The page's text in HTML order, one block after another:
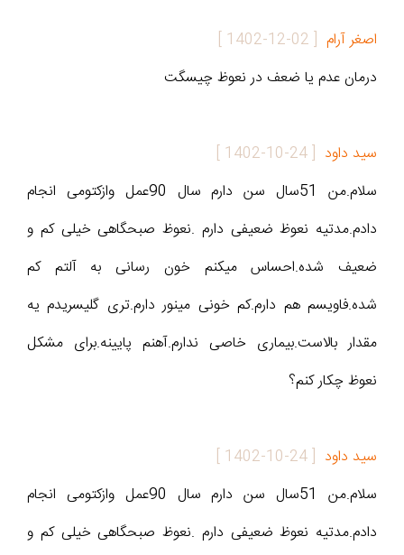
اصغر آرام [
1402-12-02
]
درمان عدم یا ضعف در نعوظ چیسگت
سید داود [
1402-10-24
]
سلام.من 51سال سن دارم سال 90عمل وازکتومی انجام
دادم.مدتیه نعوظ ضعیفی دارم .نعوظ صبحگاهی خیلی کم و
ضعیف شده.احساس میکنم خون رسانی به آلتم کم
شده.فاویسم هم دارم.کم خونی مینور دارم.تری گلیسریدم یه
مقدار بالاست.بیماری خاصی ندارم.آهنم پایینه.برای مشکل
نعوظ چکار کنم؟
سید داود [
1402-10-24
]
سلام.من 51سال سن دارم سال 90عمل وازکتومی انجام
دادم.مدتیه نعوظ ضعیفی دارم .نعوظ صبحگاهی خیلی کم و